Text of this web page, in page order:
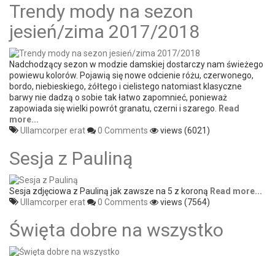
Trendy mody na sezon
jesień/zima 2017/2018
Nadchodzący sezon w modzie damskiej dostarczy nam świeżego
powiewu kolorów. Pojawią się nowe odcienie różu, czerwonego,
bordo, niebieskiego, żółtego i cielistego natomiast klasyczne
barwy nie dadzą o sobie tak łatwo zapomnieć, ponieważ
zapowiada się wielki powrót granatu, czerni i szarego.
Read
more...
Ullamcorper erat
0 Comments views (6021)
Sesja z Pauliną
Sesja zdjęciowa z Pauliną jak zawsze na 5 z koroną Read more...
Ullamcorper erat
0 Comments views (7564)
Święta dobre na wszystko